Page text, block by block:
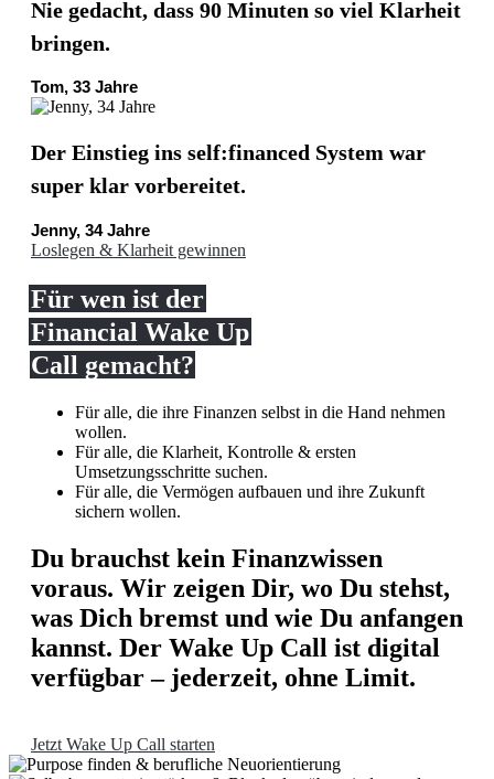
Nie gedacht, dass 90 Minuten so viel Klarheit
bringen.
Tom, 33 Jahre
Der Einstieg ins self:financed System war
super klar vorbereitet.
Jenny, 34 Jahre
Loslegen & Klarheit gewinnen
Für wen ist der
Financial Wake Up
Call gemacht?
Für alle, die ihre Finanzen selbst in die Hand nehmen
wollen.
Für alle, die Klarheit, Kontrolle & ersten
Umsetzungsschritte suchen.
Für alle, die Vermögen aufbauen und ihre Zukunft
sichern wollen.
Du brauchst kein Finanzwissen
voraus. Wir zeigen Dir, wo Du stehst,
was Dich bremst und wie Du anfangen
kannst. Der Wake Up Call ist digital
verfügbar – jederzeit, ohne Limit.
Jetzt Wake Up Call starten